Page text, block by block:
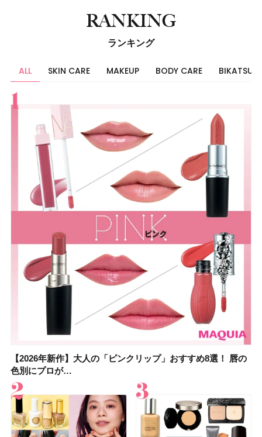
RANKING
ランキング
ALL SKIN CARE MAKEUP BODY CARE BIKATSU
すべて
【2026年新作】大人の「ピンクリップ」おすすめ8選！ 唇の
色別にプロが…
スキンケア
【上田竜也さんのマイベストコスメ５選】大人になって開眼
したからこそ愛が深…
メイク
【2026年新作】大人の「ピンクリップ」おすすめ8選！ 唇の
色別にプロが…
ボディケア
【2026夏】「香水・フレグランス」ランキングTOP5！＜美
容マニア・マ…
美活
【2026年最新】ダイエットや腸活におすすめの食品・ドリン
ク6選！ 美活…
ヘア
【2026年夏】40代におすすめの髪型30選！ 若く見える・手
入れが楽な…
ライフスタイル
【フォロー＆いいねで当たる】中国割烹旅館 掬水亭の宿泊券
を1組2名様にプ…
ビューティーズ
【セザンヌ】8/7新色追加！「ウォータリーティントリップ
」10モモピュ…